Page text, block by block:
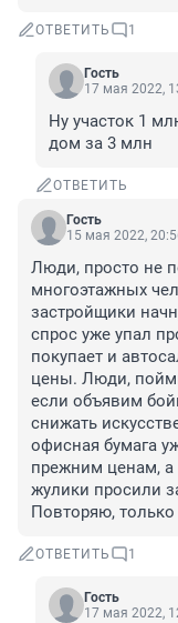
ОТВЕТИТЬ 1
Гость
17 мая 2022,
Ну участок 1
дом за 3 млн
ОТВЕТИТЬ
Гость
15 мая 2022,
Люди, просто не
многоэтажных
застройщики
спрос уже упал
покупает и
цены. Люди,
если объявим
снижать
офисная бумага
прежним ценам, а
жулики просили
Повторяю, только
ОТВЕТИТЬ 1
Гость
17 мая 2022,